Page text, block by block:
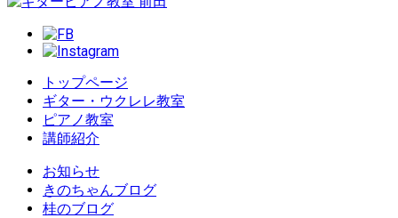
トップページ
ギター・ウクレレ教室
ピアノ教室
講師紹介
お知らせ
きのちゃんブログ
桂のブログ